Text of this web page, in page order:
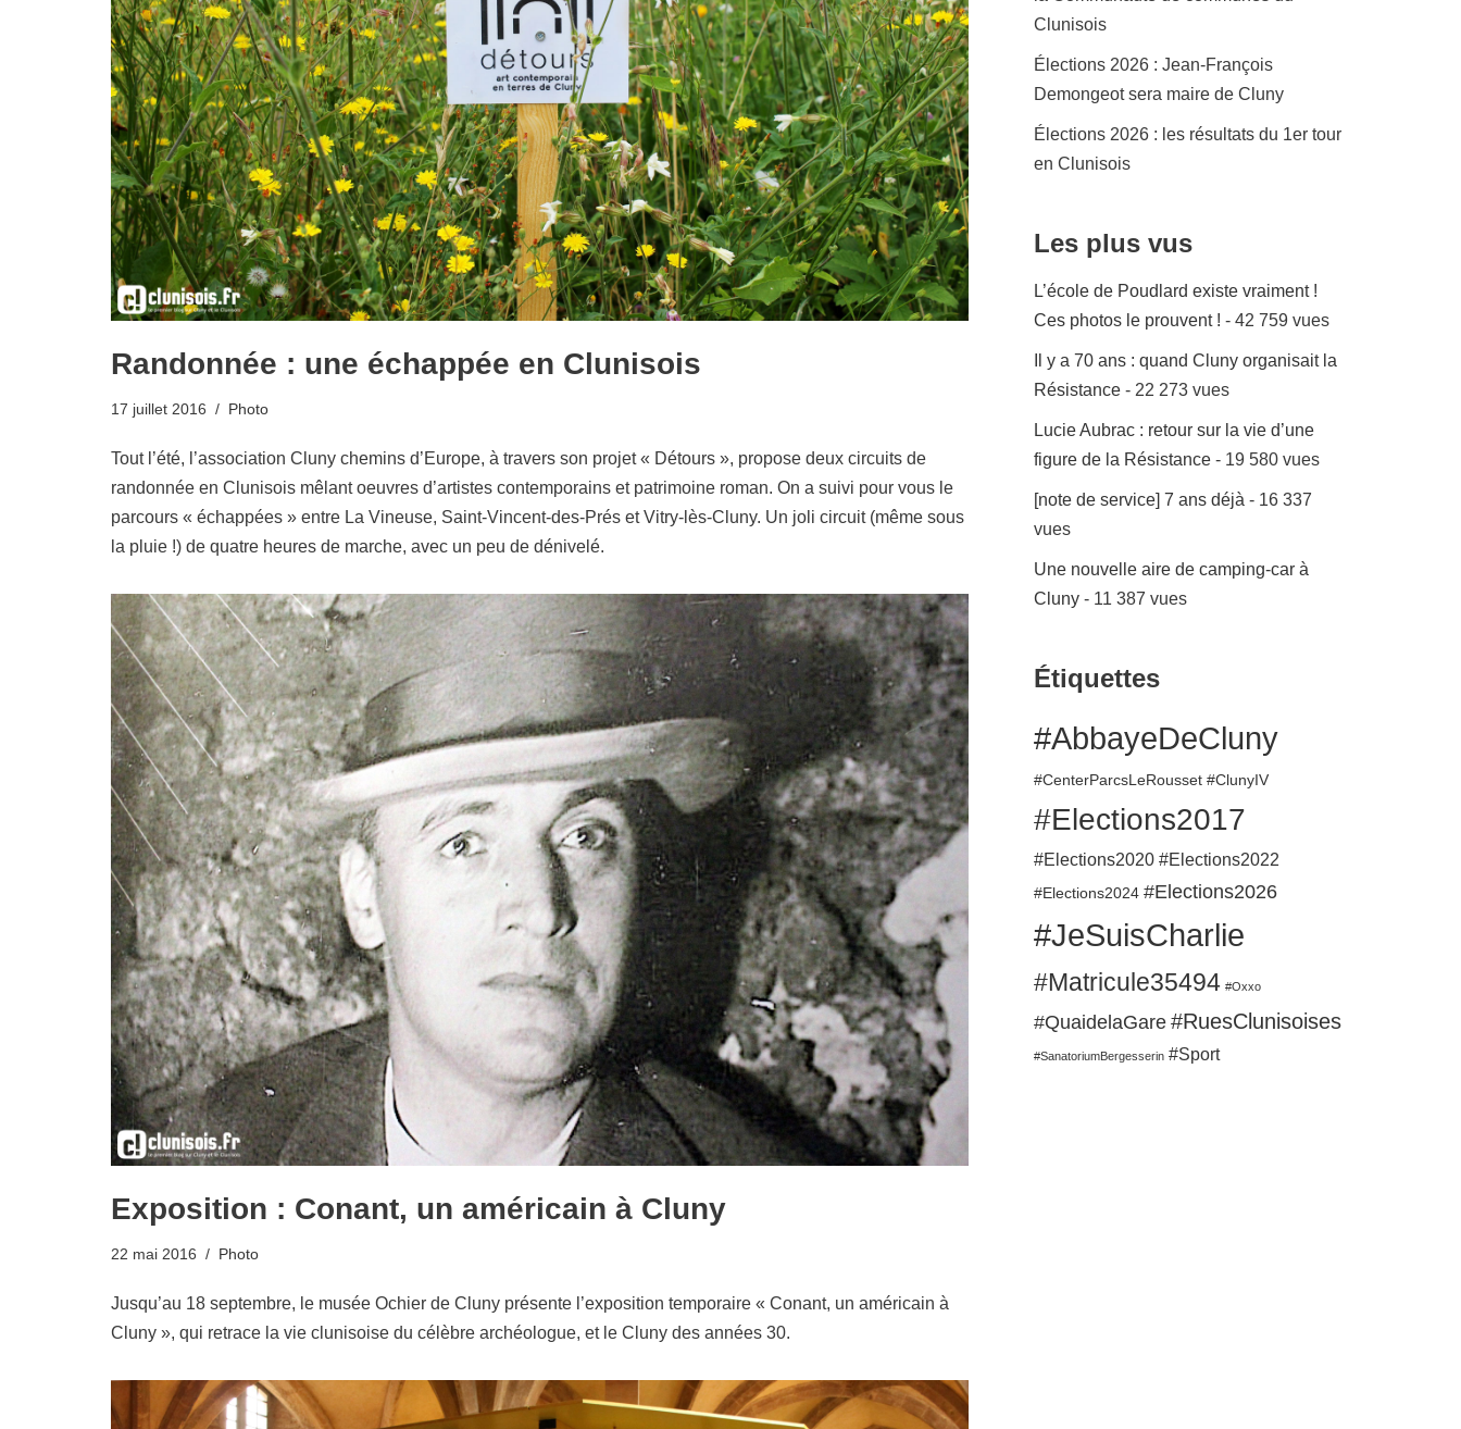
Randonnée : une échappée en Clunisois
17 juillet 2016 Photo
Tout l’été, l’association Cluny chemins d’Europe, à travers son projet « Détours », propose deux circuits de
randonnée en Clunisois mêlant oeuvres d’artistes contemporains et patrimoine roman. On a suivi pour vous le
parcours « échappées » entre La Vineuse, Saint-Vincent-des-Prés et Vitry-lès-Cluny. Un joli circuit (même sous
la pluie !) de quatre heures de marche, avec un peu de dénivelé.
Exposition : Conant, un américain à Cluny
22 mai 2016 Photo
Jusqu’au 18 septembre, le musée Ochier de Cluny présente l’exposition temporaire « Conant, un américain à
Cluny », qui retrace la vie clunisoise du célèbre archéologue, et le Cluny des années 30.
Clunisois
Élections 2026 : Jean-François
Demongeot sera maire de Cluny
Élections 2026 : les résultats du 1er tour
en Clunisois
Les plus vus
L’école de Poudlard existe vraiment !
Ces photos le prouvent ! - 42 759 vues
Il y a 70 ans : quand Cluny organisait la
Résistance - 22 273 vues
Lucie Aubrac : retour sur la vie d’une
figure de la Résistance - 19 580 vues
[note de service] 7 ans déjà - 16 337
vues
Une nouvelle aire de camping-car à
Cluny - 11 387 vues
Étiquettes
#AbbayeDeCluny
#CenterParcsLeRousset #ClunyIV
#Elections2017
#Elections2020 #Elections2022
#Elections2024 #Elections2026
#JeSuisCharlie
#Matricule35494 #Oxxo
#QuaidelaGare#RuesClunisoises
#SanatoriumBergesserin #Sport